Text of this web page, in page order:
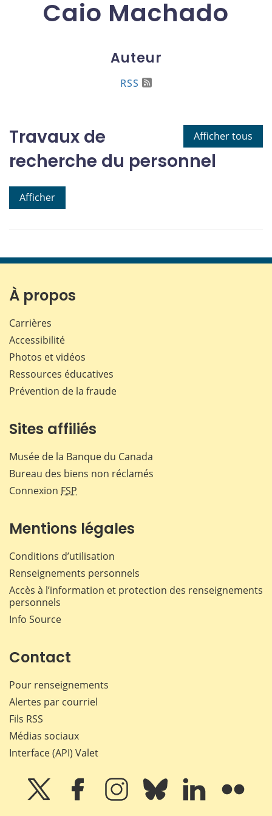
Caio Machado
Auteur
RSS
Afficher tous
Travaux de
recherche du personnel
Afficher
À propos
Carrières
Accessibilité
Photos et vidéos
Ressources éducatives
Prévention de la fraude
Sites affiliés
Musée de la Banque du Canada
Bureau des biens non réclamés
Connexion FSP
Mentions légales
Conditions d’utilisation
Renseignements personnels
Accès à l’information et protection des renseignements
personnels
Info Source
Contact
Pour renseignements
Alertes par courriel
Fils RSS
Médias sociaux
Interface (API) Valet